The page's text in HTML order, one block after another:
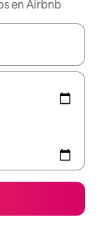
en Airbnb
con las